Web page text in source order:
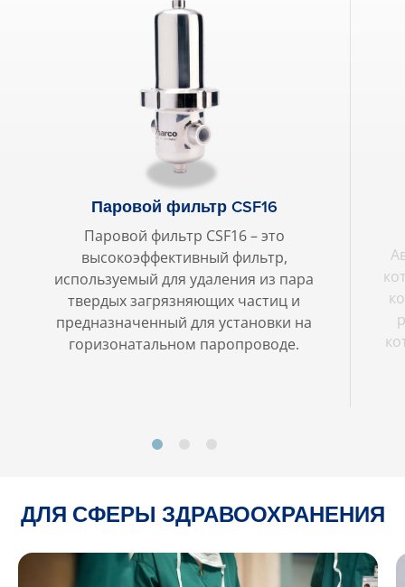
Паровой фильтр CSF16
Паровой фильтр CSF16 – это
высокоэффективный фильтр,
используемый для удаления из пара
твердых загрязняющих частиц и
предназначенный для установки на
горизонатальном паропроводе.
ДЛЯ СФЕРЫ ЗДРАВООХРАНЕНИЯ